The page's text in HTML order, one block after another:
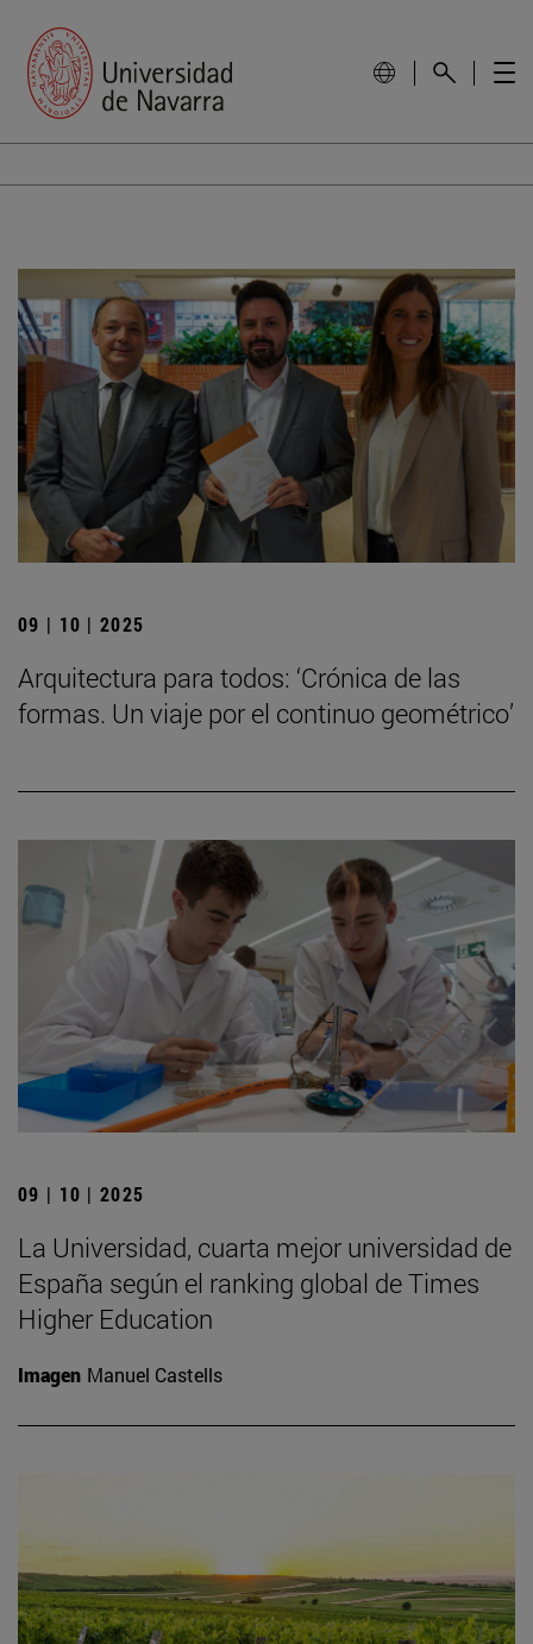
09 | 10 | 2025
Arquitectura para todos: ‘Crónica de las
formas. Un viaje por el continuo geométrico’
09 | 10 | 2025
La Universidad, cuarta mejor universidad de
España según el ranking global de Times
Higher Education
Imagen Manuel Castells